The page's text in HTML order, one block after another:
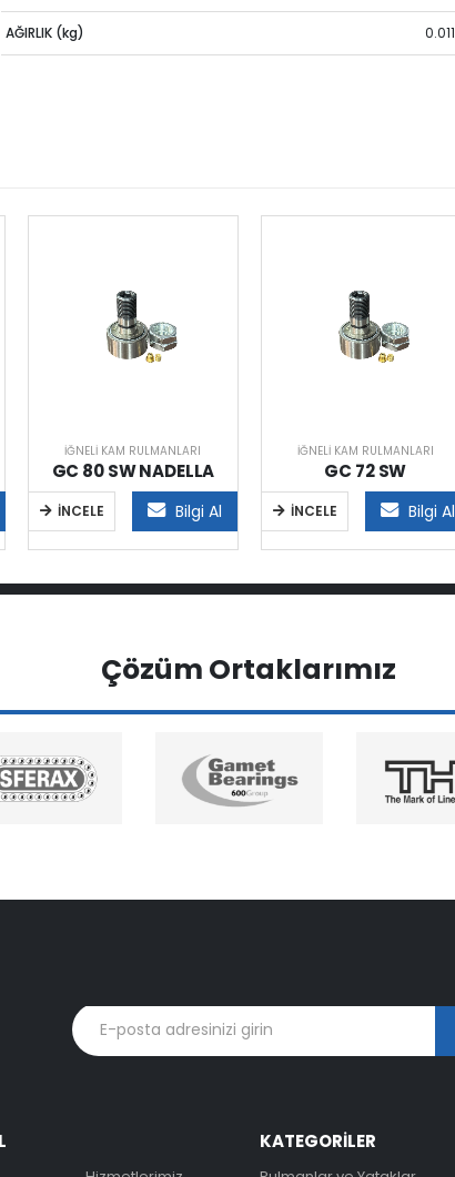
AĞIRLIK (kg) 0.011
İĞNELI KAM RULMANLARI
GC 80 SW NADELLA
İNCELE Bilgi Al
İĞNELI KAM RULMANLARI
GC 72 SW
İNCELE Bilgi Al
Çözüm Ortaklarımız
KATEGORİLER